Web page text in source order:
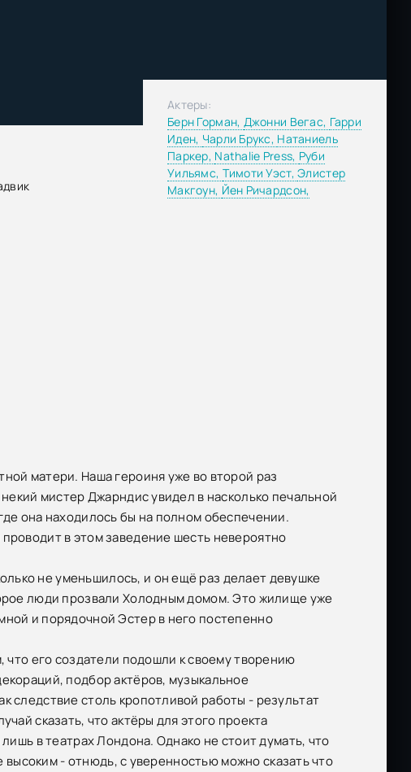
Актеры:
Берн Горман, Джонни Вегас, Гарри
Иден, Чарли Брукс, Натаниель
Паркер, Nathalie Press, Руби
Уильямс, Тимоти Уэст,Элистер
Макгоун, Йен Ричардсон,
матери. Наша героиня уже во второй раз
мистер Джарндис увидел в насколько печальной
она находилось бы на полном обеспечении.
в этом заведение шесть невероятно
не уменьшилось, и он ещё раз делает девушке
люди прозвали Холодным домом. Это жилище уже
и порядочной Эстер в него постепенно
что его создатели подошли к своему творению
подбор актёров, музыкальное
следствие столь кропотливой работы - результат
сказать, что актёры для этого проекта
в театрах Лондона. Однако не стоит думать, что
высоким - отнюдь, с уверенностью можно сказать что